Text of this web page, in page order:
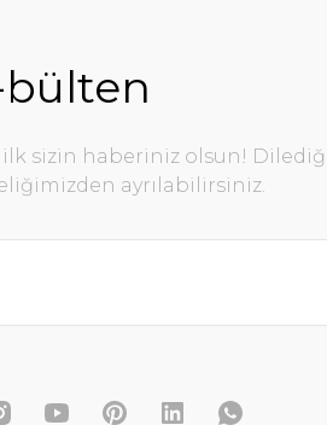
bülten
ilk sizin haberiniz olsun!
ayrılabilirsiniz.